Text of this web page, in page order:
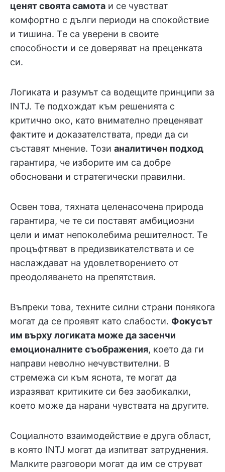
ценят своята самота и се чувстват
комфортно с дълги периоди на спокойствие
и тишина. Те са уверени в своите
способности и се доверяват на преценката
си.
Логиката и разумът са водещите принципи за
INTJ. Те подхождат към решенията с
критично око, като внимателно преценяват
фактите и доказателствата, преди да си
съставят мнение. Този аналитичен подход
гарантира, че изборите им са добре
обосновани и стратегически правилни.
Освен това, тяхната целенасочена природа
гарантира, че те си поставят амбициозни
цели и имат непоколебима решителност. Те
процъфтяват в предизвикателствата и се
наслаждават на удовлетворението от
преодоляването на препятствия.
Въпреки това, техните силни страни понякога
могат да се проявят като слабости. Фокусът
им върху логиката може да засенчи
емоционалните съображения, което да ги
направи неволно нечувствителни. В
стремежа си към яснота, те могат да
изразяват критиките си без заобикалки,
което може да нарани чувствата на другите.
Социалното взаимодействие е друга област,
в която INTJ могат да изпитват затруднения.
Малките разговори могат да им се струват